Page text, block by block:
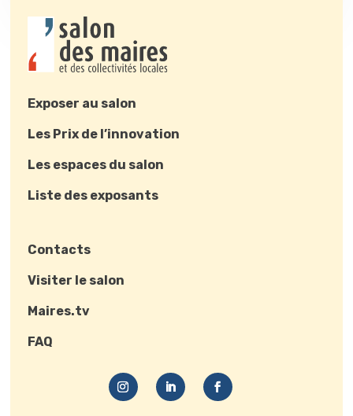
Exposer au salon
Les Prix de l’innovation
Les espaces du salon
Liste des exposants
Contacts
Visiter le salon
Maires.tv
FAQ